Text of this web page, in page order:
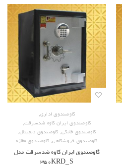
گاوصندوق اداری,
گاوصندوق ایران کاوه ضدسرقت,
گاوصندوق خانگی, گاوصندوق دیجیتال,
گاوصندوق فروشگاهی,گاوصندوق مغازه
گاوصندوق ایران کاوه ضدسرقت مدل
۳۵۰KRD_S